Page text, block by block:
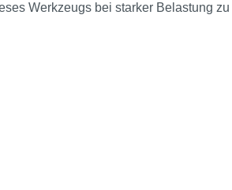
Werkzeugs bei starker Belastung